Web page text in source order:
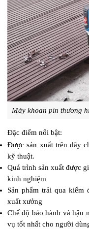
Máy khoan pin thương
Đặc điểm nổi bật:
Được sản xuất trên dây
kỹ thuật.
Quá trình sản xuất được
kinh nghiệm
Sản phẩm trải qua kiểm
xuất xưởng
Chế độ bảo hành và hậu
vụ tốt nhất cho người